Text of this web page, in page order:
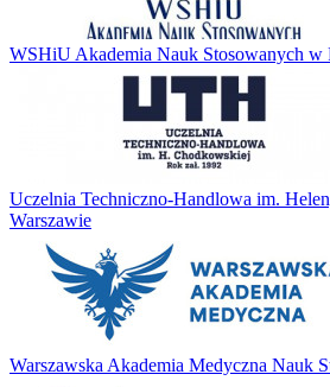
WSHiU Akademia Nauk Stosowanych w
Uczelnia Techniczno-Handlowa im.
Warszawie
Warszawska Akademia Medyczna Nauk